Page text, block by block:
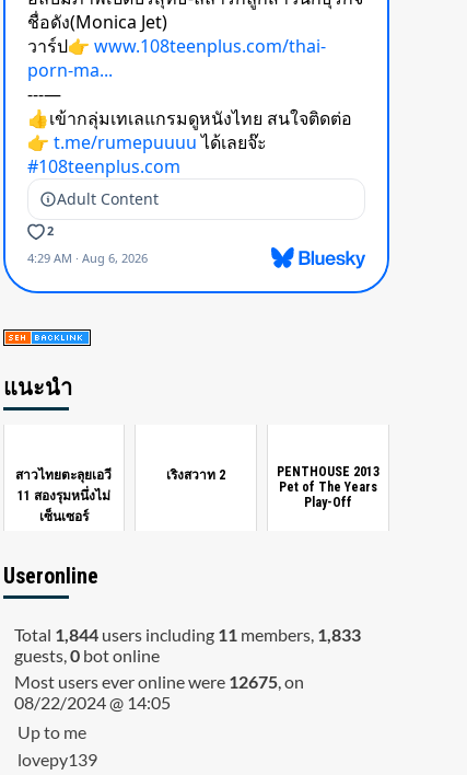
แนะนำ
สาวไทยตะลุยเอวี
11 สองรุมหนึ่งไม่
เซ็นเซอร์
เริงสวาท 2
PENTHOUSE 2013
Pet of The Years
Play-Off
Useronline
Total 1,844users including 11members, 1,833
guests,0bot online
Most users ever online were 12675, on
08/22/2024 @ 14:05
Up to me
lovepy139